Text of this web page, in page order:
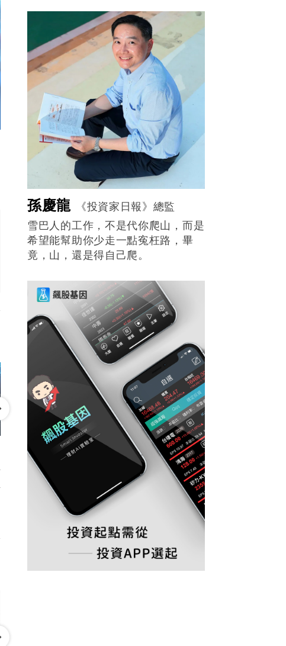
超前部署2026(加碼)
Dec 15,2025 3397
孫慶龍
《投資家日報》總監
雪巴人的工作，不是代你爬山，而是
希望能幫助你少走一點寃枉路，畢
竟，山，還是得自己爬。